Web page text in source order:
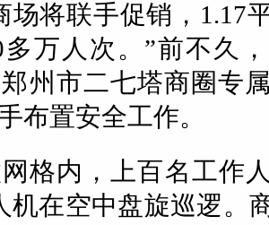
将联手促销，1.17
万人次。”前不久
州市二七塔商圈专
布置安全工作。
内，上百名工作人
机在空中盘旋巡逻。